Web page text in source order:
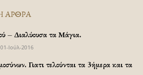
ΑΡΘΡΑ
– Διαλύουσα τα Μάγια.
Ιούλ-2016
Γιατι τελούνται τα 3ήμερα και τα